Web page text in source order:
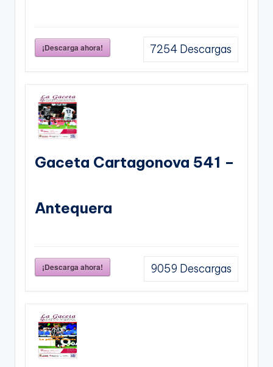
¡Descarga ahora! 7254 Descargas
Gaceta Cartagonova 541 –
Antequera
¡Descarga ahora! 9059 Descargas